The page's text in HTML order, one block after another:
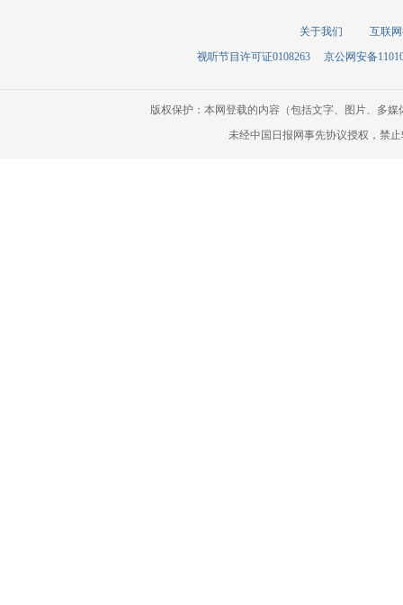
关于我们
互联
视听节目许可证0108263
京公网安备
版权保护：本网登载的内容（包括文字、图片、多
未经中国日报网事先协议授权，禁止